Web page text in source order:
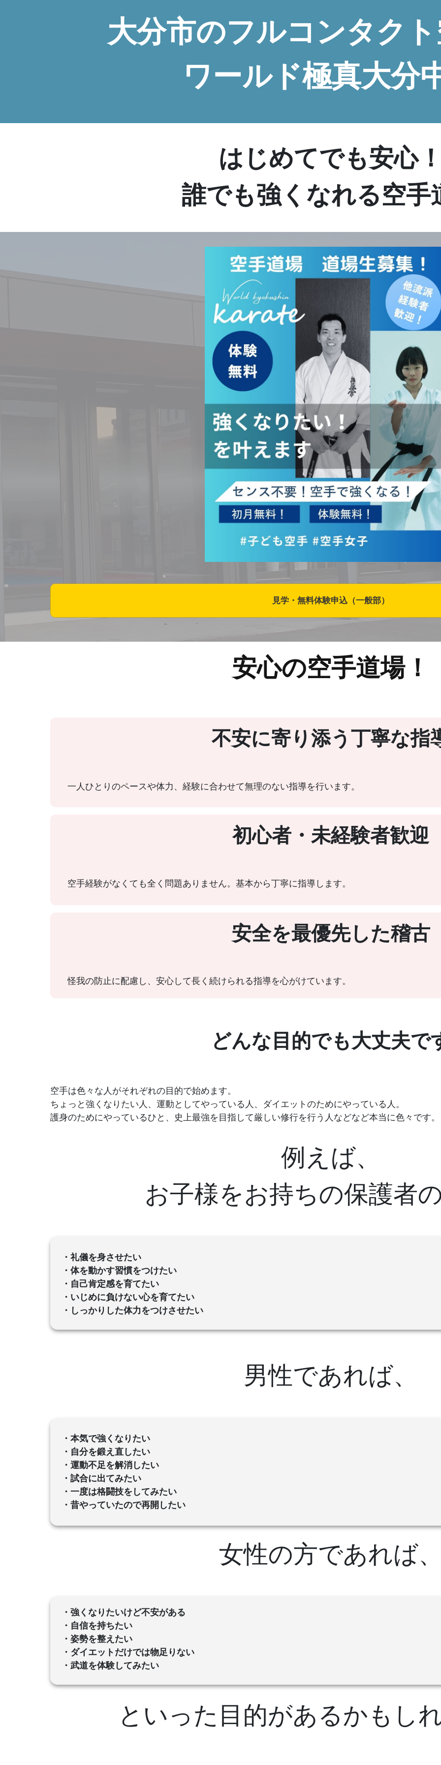
大分市のフルコンタク
ワールド極真大分
はじめてでも安心
誰でも強くなれる空手
見学・無料体験申込（一般部）
安心の空手道場！
不安に寄り添う丁寧な指
一人ひとりのペースや体力、経験に合わせて無理のない指導を行います。
初心者・未経験者歓迎
空手経験がなくても全く問題ありません。基本から丁寧に指導します。
安全を最優先した稽古
怪我の防止に配慮し、安心して長く続けられる指導を心がけています。
どんな目的でも大丈夫で
空手は色々な人がそれぞれの目的で始めます。
ちょっと強くなりたい人、運動としてやっている人、ダイエットのためにやっている人。
護身のためにやっているひと、史上最強を目指して厳しい修行を行う人などなど本当に色々です。
例えば、
お子様をお持ちの保護者
・礼儀を身させたい
・体を動かす習慣をつけたい
・自己肯定感を育てたい
・いじめに負けない心を育てたい
・しっかりした体力をつけさせたい
男性であれば、
・本気で強くなりたい
・自分を鍛え直したい
・運動不足を解消したい
・試合に出てみたい
・一度は格闘技をしてみたい
・昔やっていたので再開したい
女性の方であれば
・強くなりたいけど不安がある
・自信を持ちたい
・姿勢を整えたい
・ダイエットだけでは物足りない
・武道を体験してみたい
といった目的があるかもし